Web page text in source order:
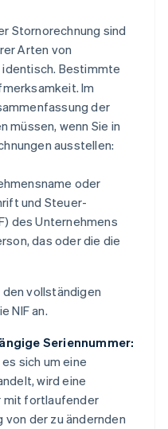
Stornorechnung sind
Arten von
Bestimmte
Im
der
müssen, wenn Sie in
ausstellen:
oder
und Steuer-
des Unternehmens
das oder die die
den vollständigen
NIF an.
Seriennummer:
sich um eine
wird eine
mit fortlaufender
von der zu ändernden